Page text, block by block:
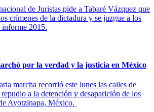
de Juristas pide a Tabaré Vázquez que
crímenes de la dictadura y se juzgue a los
informe 2015.
por la verdad y la justicia en México
marcha recorrió este lunes las calles de
a la detención y desaparición de los
Ayotzinapa, México.